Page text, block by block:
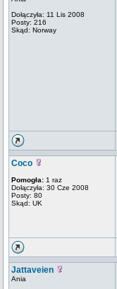
Dołączyła: 11 Lis 2008
Posty: 216
Skąd: Norway
Coco
Pomogła: 1 raz
Dołączyła: 30 Cze 2008
Posty: 80
Skąd: UK
Jattaveien
Ania